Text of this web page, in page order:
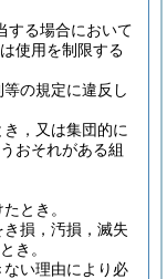
する場合において
使用を制限する
の規定に違反し
，又は集団的に
おそれがある組
とき。
損，汚損，滅失
き。
い理由により必